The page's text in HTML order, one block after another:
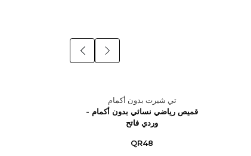
تي شيرت بدون أكمام
قميص رياضي نسائي بدون أكمام -
وردي فاتح
QR48